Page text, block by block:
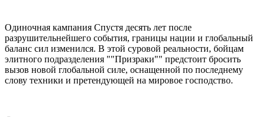
Одиночная кампания Спустя десять лет после
разрушительнейшего события, границы нации и глобальный
баланс сил изменился. В этой суровой реальности, бойцам
элитного подразделения ""Призраки"" предстоит бросить
вызов новой глобальной силе, оснащенной по последнему
слову техники и претендующей на мировое господство.